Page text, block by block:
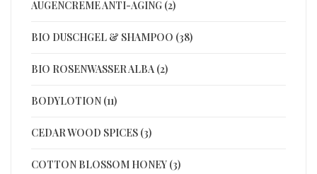
AUGENCREME ANTI-AGING (2)
BIO DUSCHGEL & SHAMPOO (38)
BIO ROSENWASSER ALBA (2)
BODYLOTION (11)
CEDAR WOOD SPICES (3)
COTTON BLOSSOM HONEY (3)